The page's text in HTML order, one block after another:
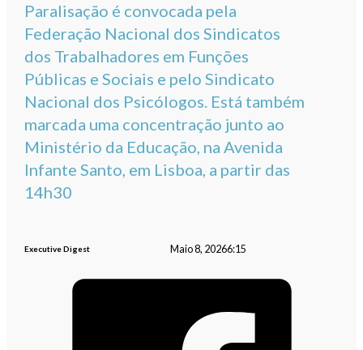
Paralisação é convocada pela
Federação Nacional dos Sindicatos
dos Trabalhadores em Funções
Públicas e Sociais e pelo Sindicato
Nacional dos Psicólogos. Está também
marcada uma concentração junto ao
Ministério da Educação, na Avenida
Infante Santo, em Lisboa, a partir das
14h30
Executive Digest Maio 8, 20266:15